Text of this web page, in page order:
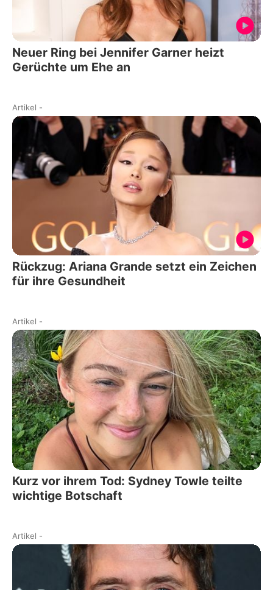
Neuer Ring bei Jennifer Garner heizt
Gerüchte um Ehe an
Artikel -
Rückzug: Ariana Grande setzt ein Zeichen
für ihre Gesundheit
Artikel -
Kurz vor ihrem Tod: Sydney Towle teilte
wichtige Botschaft
Artikel -